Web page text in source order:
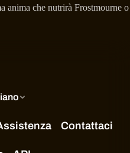
anima che nutrirà Frostmourne o